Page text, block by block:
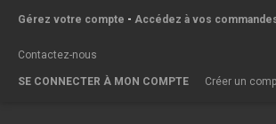
Gérez votre compte - Accédez à vos
Contactez-nous
SE CONNECTER À MON COMPTE Créer un